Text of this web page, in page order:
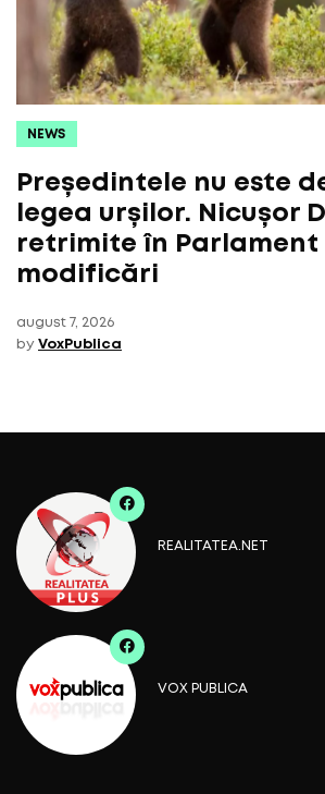
NEWS
Președintele nu este
legea urșilor. Nicușor
retrimite în Parlament
modificări
august 7, 2026
by VoxPublica
REALITATEA.NET
VOX PUBLICA